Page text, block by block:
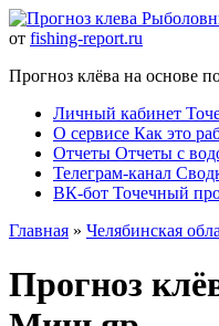
от fishing-report.ru
Прогноз клёва на основе
Личный кабинет
О сервисе Как это
Отчеты Отчеты с
Телеграм-канал
ВК-бот Точечный
Главная » Челябинская
Прогноз